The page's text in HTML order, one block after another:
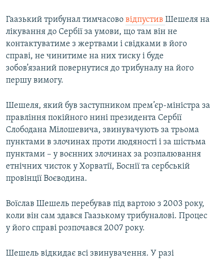
Гаазький трибунал тимчасово відпустив Шешеля на
лікування до Сербії за умови, що там він не
контактуватиме з жертвами і свідками в його
справі, не чинитиме на них тиску і буде
зобов’язаний повернутися до трибуналу на його
першу вимогу.
Шешеля, який був заступником прем’єр-міністра за
правління покійного нині президента Сербії
Слободана Мілошевича, звинувачують за трьома
пунктами в злочинах проти людяності і за шістьма
пунктами – у воєнних злочинах за розпалювання
етнічних чисток у Хорватії, Боснії та сербській
провінції Воєводина.
Воїслав Шешель перебував під вартою з 2003 року,
коли він сам здався Гаазькому трибуналові. Процес
у його справі розпочався 2007 року.
Шешель відкидає всі звинувачення. У разі